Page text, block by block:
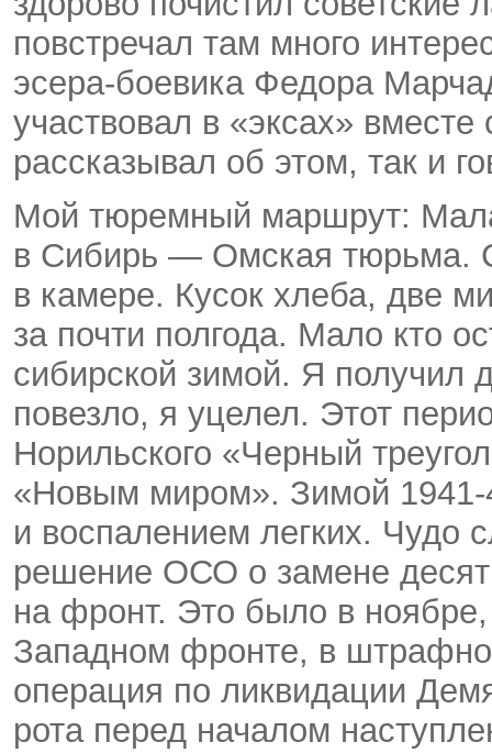
повстречал там много
эсера-боевикаФедора
участвовал в «эксах»
рассказывал об этом, так и
Мой тюремный маршрут:
в Сибирь — Омская тюрьма.
в камере. Кусок хлеба, две
за почти полгода. Мало кто
сибирской зимой. Я
повезло, я уцелел. Этот
Норильского «Черный
«Новым миром». Зимой 1941-
и воспалением легких. Чудо
решение ОСО о замене
на фронт. Это было в
Западном фронте, в
операция по ликвидации
рота перед началом